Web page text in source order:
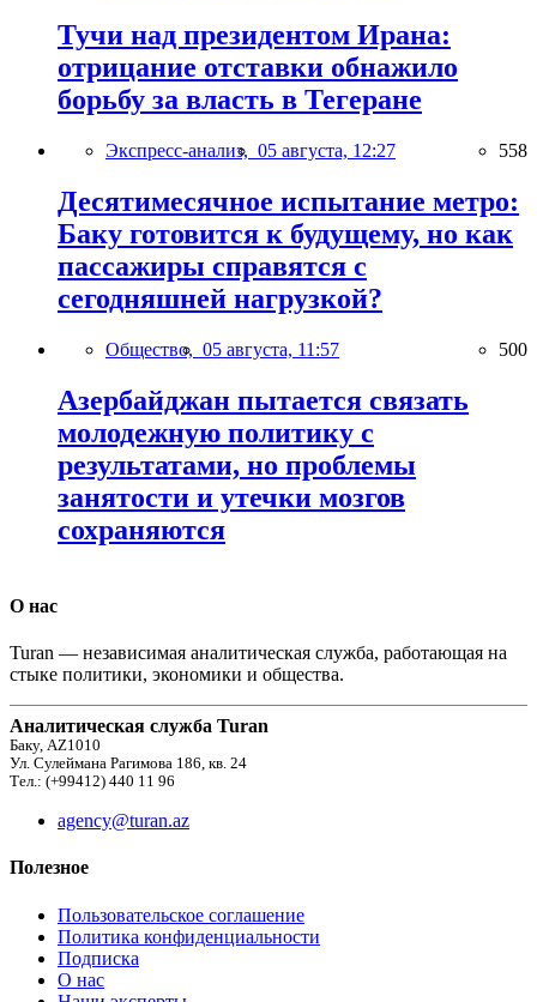
Тучи над президентом Ирана:
отрицание отставки обнажило
борьбу за власть в Тегеране
Экспресс-анализ, 05 августа, 12:27 558
Десятимесячное испытание метро:
Баку готовится к будущему, но как
пассажиры справятся с
сегодняшней нагрузкой?
Общество, 05 августа, 11:57 500
Азербайджан пытается связать
молодежную политику с
результатами, но проблемы
занятости и утечки мозгов
сохраняются
О нас
Turan — независимая аналитическая служба, работающая на
стыке политики, экономики и общества.
Аналитическая служба Turan
Баку, AZ1010
Ул. Сулеймана Рагимова 186, кв. 24
Тел.: (+99412) 440 11 96
agency@turan.az
Полезное
Пользовательское соглашение
Политика конфиденциальности
Подписка
О нас